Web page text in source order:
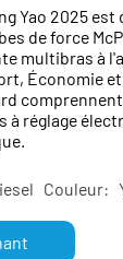
Yao 2025 est
de force
multibras à
Économie
à réglage
Couleur: